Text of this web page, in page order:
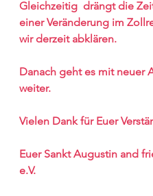
Gleichzeitig  drängt die
einer Veränderung im
wir derzeit abklären.
Danach geht es mit neuer
weiter.
Vielen Dank für Euer
Euer Sankt Augustin and
e.V.